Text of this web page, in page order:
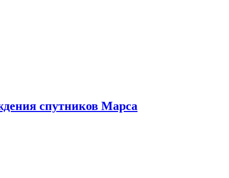
спутников Марса